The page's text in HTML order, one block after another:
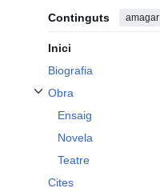
Continguts amagar
Inici
Biografia
Obra
Alternar subsecció Obra
Ensaig
Novela
Teatre
Cites